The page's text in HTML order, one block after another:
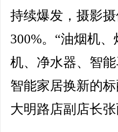
持续爆发，摄影
300%。“油烟机
机、净水器、智
智能家居换新的
大明路店副店长张